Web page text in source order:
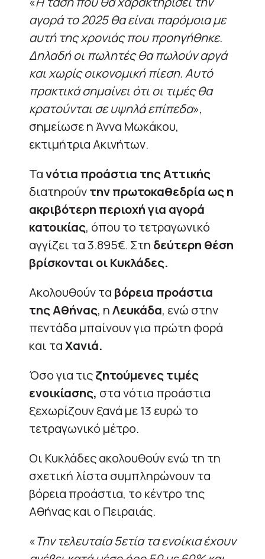
αγορά το 2025 θα είναι παρόμοια με
αυτή της χρονιάς που προηγήθηκε.
Δηλαδή οι πωλητές θα πωλούν αργά
και χωρίς οικονομική πίεση. Αυτό
πρακτικά σημαίνει ότι οι τιμές θα
κρατούνται σε υψηλά επίπεδα»,
σημείωσε η Άννα Μωκάκου,
εκτιμήτρια Ακινήτων.
Τανότια προάστια της Αττικής
διατηρούντην πρωτοκαθεδρία ως η
ακριβότερη περιοχή για αγορά
κατοικίας, όπου το τετραγωνικό
αγγίζει τα 3.895€. Στη δεύτερη θέση
βρίσκονται οι Κυκλάδες.
Ακολουθούν τα βόρεια προάστια
της Αθήνας, ηΛευκάδα, ενώ στην
πεντάδα μπαίνουν για πρώτη φορά
και ταΧανιά.
Όσο για τιςζητούμενες τιμές
ενοικίασης, στα νότια προάστια
ξεχωρίζουν ξανά με 13 ευρώ το
τετραγωνικό μέτρο.
Οι Κυκλάδες ακολουθούν ενώ τη τη
σχετική λίστα συμπληρώνουν τα
βόρεια προάστια, το κέντρο της
Αθήνας και ο Πειραιάς.
«Την τελευταία 5ετία τα ενοίκια έχουν